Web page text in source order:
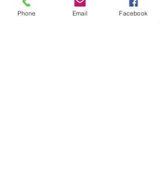
Fleurs Domaine Rouet - Chinon
Phone Email Facebook